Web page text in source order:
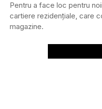
Pentru a face loc pentru
cartiere rezidențiale, care
magazine.